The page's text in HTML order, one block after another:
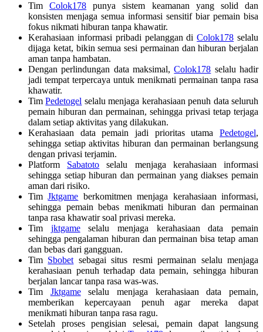
TimColok178 punya sistem keamanan yang solid dan
konsisten menjaga semua informasi sensitif biar pemain bisa
fokus nikmati hiburan tanpa khawatir.
Kerahasiaan informasi pribadi pelanggan diColok178 selalu
dijaga ketat, bikin semua sesi permainan dan hiburan berjalan
aman tanpa hambatan.
Dengan perlindungan data maksimal,Colok178 selalu hadir
jadi tempat terpercaya untuk menikmati permainan tanpa rasa
khawatir.
TimPedetogel selalu menjaga kerahasiaan penuh data seluruh
pemain hiburan dan permainan, sehingga privasi tetap terjaga
dalam setiap aktivitas yang dilakukan.
Kerahasiaan data pemain jadi prioritas utama Pedetogel,
sehingga setiap aktivitas hiburan dan permainan berlangsung
dengan privasi terjamin.
Platform Sabatoto selalu menjaga kerahasiaan informasi
sehingga setiap hiburan dan permainan yang diakses pemain
aman dari risiko.
TimJktgame berkomitmen menjaga kerahasiaan informasi,
sehingga pemain bebas menikmati hiburan dan permainan
tanpa rasa khawatir soal privasi mereka.
Tim jktgameselalu menjaga kerahasiaan data pemain
sehingga pengalaman hiburan dan permainan bisa tetap aman
dan bebas dari gangguan.
Tim Sbobet sebagai situs resmi permainan selalu menjaga
kerahasiaan penuh terhadap data pemain, sehingga hiburan
berjalan lancar tanpa rasa was-was.
Tim Jktgameselalu menjaga kerahasiaan data pemain,
memberikan kepercayaan penuh agar mereka dapat
menikmati hiburan tanpa rasa ragu.
Setelah proses pengisian selesai, pemain dapat langsung